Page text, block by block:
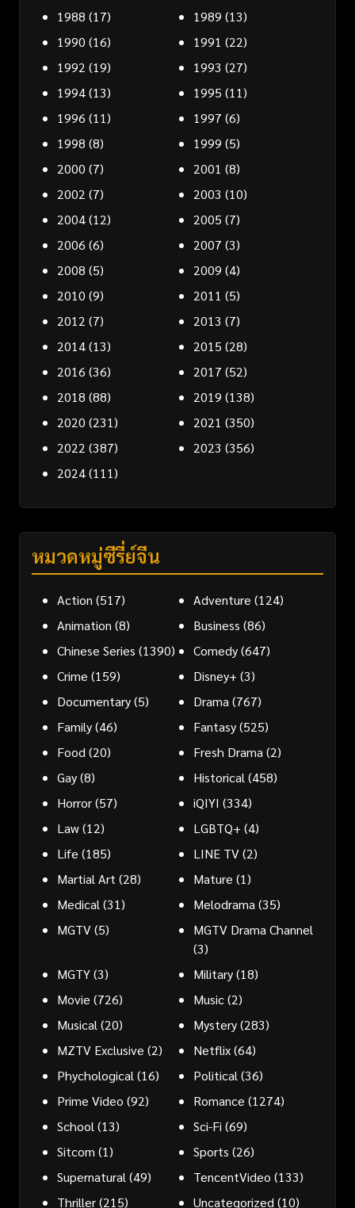
1988 (17) 1989 (13)
1990 (16) 1991 (22)
1992 (19) 1993 (27)
1994(13) 1995 (11)
1996 (11) 1997 (6)
1998 (8) 1999 (5)
2000 (7) 2001 (8)
2002 (7) 2003 (10)
2004(12) 2005 (7)
2006 (6) 2007 (3)
2008 (5) 2009 (4)
2010 (9) 2011 (5)
2012 (7) 2013 (7)
2014(13) 2015 (28)
2016 (36) 2017 (52)
2018 (88) 2019 (138)
2020 (231) 2021 (350)
2022 (387) 2023 (356)
2024(111)
หมวดหมู่ซีรี่ย์จีน
Action (517) Adventure (124)
Animation (8) Business (86)
Chinese Series (1390) Comedy(647)
Crime (159) Disney+ (3)
Documentary(5) Drama (767)
Family(46) Fantasy(525)
Food (20) Fresh Drama (2)
Gay(8) Historical (458)
Horror(57) iQIYI (334)
Law(12) LGBTQ+ (4)
Life (185) LINE TV(2)
Martial Art (28) Mature (1)
Medical (31) Melodrama (35)
MGTV(5)
MGTV Drama Channel
(3)
MGTY(3) Military(18)
Movie (726) Music(2)
Musical (20) Mystery(283)
MZTV Exclusive (2) Netflix(64)
Phychological (16) Political (36)
Prime Video (92) Romance (1274)
School (13) Sci-Fi (69)
Sitcom (1) Sports (26)
Supernatural (49) TencentVideo (133)
Thriller(215) Uncategorized (10)